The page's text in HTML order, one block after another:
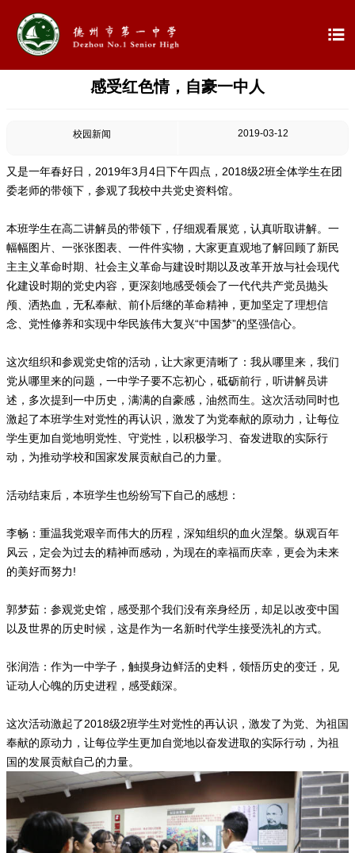

感受红色情，自豪一中人
校园新闻 2019-03-12
又是一年春好日，2019年3月4日下午四点，2018级2班全体学生在团
委老师的带领下，参观了我校中共党史资料馆。
本班学生在高二讲解员的带领下，仔细观看展览，认真听取讲解。一
幅幅图片、一张张图表、一件件实物，大家更直观地了解回顾了新民
主主义革命时期、社会主义革命与建设时期以及改革开放与社会现代
化建设时期的党史内容，更深刻地感受领会了一代代共产党员抛头
颅、洒热血，无私奉献、前仆后继的革命精神，更加坚定了理想信
念、党性修养和实现中华民族伟大复兴“中国梦”的坚强信心。
这次组织和参观党史馆的活动，让大家更清晰了：我从哪里来，我们
党从哪里来的问题，一中学子要不忘初心，砥砺前行，听讲解员讲
述，多次提到一中历史，满满的自豪感，油然而生。这次活动同时也
激起了本班学生对党性的再认识，激发了为党奉献的原动力，让每位
学生更加自觉地明党性、守党性，以积极学习、奋发进取的实际行
动，为推动学校和国家发展贡献自己的力量。
活动结束后，本班学生也纷纷写下自己的感想：
李畅：重温我党艰辛而伟大的历程，深知组织的血火涅槃。纵观百年
风云，定会为过去的精神而感动，为现在的幸福而庆幸，更会为未来
的美好而努力!
郭梦茹：参观党史馆，感受那个我们没有亲身经历，却足以改变中国
以及世界的历史时候，这是作为一名新时代学生接受洗礼的方式。
张润浩：作为一中学子，触摸身边鲜活的史料，领悟历史的变迁，见
证动人心魄的历史进程，感受颇深。
这次活动激起了2018级2班学生对党性的再认识，激发了为党、为祖国
奉献的原动力，让每位学生更加自觉地以奋发进取的实际行动，为祖
国的发展贡献自己的力量。
学校概况
 信息公开
 最新公告
 校园新闻
 科学技术实验校